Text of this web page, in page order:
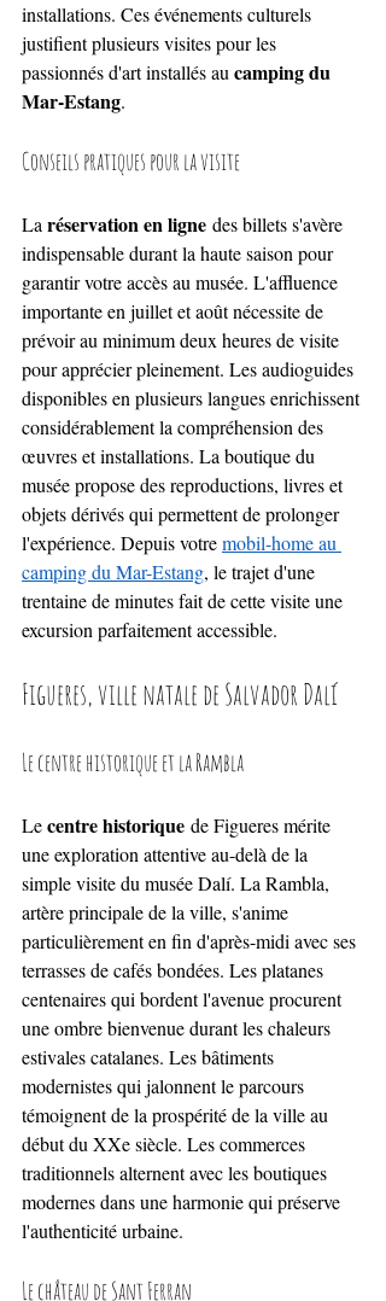
installations. Ces événements culturels
justifient plusieurs visites pour les
passionnés d'art installés au camping du
Mar-Estang.
Conseils pratiques pour la visite
La réservation en ligne des billets s'avère
indispensable durant la haute saison pour
garantir votre accès au musée. L'affluence
importante en juillet et août nécessite de
prévoir au minimum deux heures de visite
pour apprécier pleinement. Les audioguides
disponibles en plusieurs langues enrichissent
considérablement la compréhension des
œuvres et installations. La boutique du
musée propose des reproductions, livres et
objets dérivés qui permettent de prolonger
l'expérience. Depuis votre mobil-home au
camping du Mar-Estang, le trajet d'une
trentaine de minutes fait de cette visite une
excursion parfaitement accessible.
Figueres, ville natale de Salvador Dalí
Le centre historique et la Rambla
Le centre historique de Figueres mérite
une exploration attentive au-delà de la
simple visite du musée Dalí. La Rambla,
artère principale de la ville, s'anime
particulièrement en fin d'après-midi avec ses
terrasses de cafés bondées. Les platanes
centenaires qui bordent l'avenue procurent
une ombre bienvenue durant les chaleurs
estivales catalanes. Les bâtiments
modernistes qui jalonnent le parcours
témoignent de la prospérité de la ville au
début du XXe siècle. Les commerces
traditionnels alternent avec les boutiques
modernes dans une harmonie qui préserve
l'authenticité urbaine.
Le château de Sant Ferran